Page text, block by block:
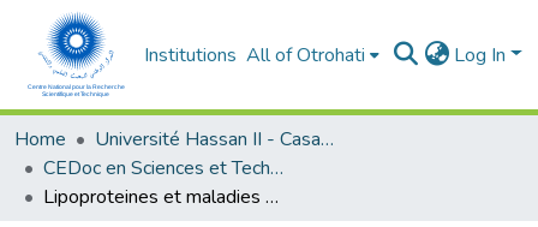
Institutions All of Otrohati Log In
Home
Université Hassan II - Casablanca
CEDoc en Sciences et Techniques et Sciences Médicales (CED -STSM)
Lipoproteines et maladies cardiovasculaires